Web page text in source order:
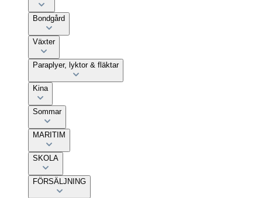
Bondgård
Växter
Paraplyer, lyktor & fläktar
Kina
Sommar
MARITIM
SKOLA
FÖRSÄLJNING